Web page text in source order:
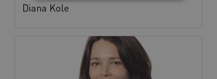
Diana Kole
Deze functionele en technische cookies zorgen
ervoor dat de website werkt. Deze cookies
worden altijd geplaatst en maken geen inbreuk
op uw privacy.